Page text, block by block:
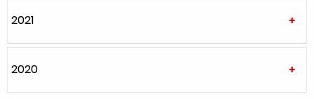
2021
2020